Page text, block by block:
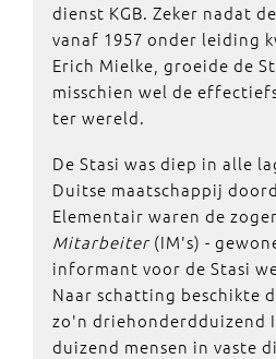
dienst KGB. Zeker nadat
vanaf 1957 onder leiding
Erich Mielke, groeide de
misschien wel de
ter wereld.
De Stasi was diep in alle
Duitse maatschappij
Elementair waren de
Mitarbeiter(IM's) -
informant voor de Stasi
Naar schatting beschikte
zo'n driehonderdduizend
duizend mensen in vaste